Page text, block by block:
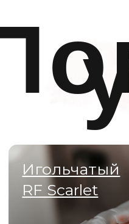
Доступные
Регулярные скидки и
новых пациентов
Специалисты
с 10-летним